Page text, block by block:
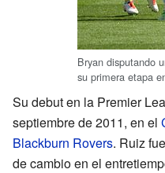
Bryan disputando
su primera etapa
Su debut en la Premier
septiembre de 2011, en el
Blackburn Rovers. Ruiz
de cambio en el